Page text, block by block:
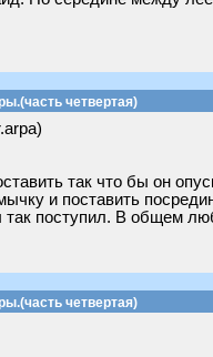
четвертая)
так что бы он
и поставить
поступил. В общем
четвертая)